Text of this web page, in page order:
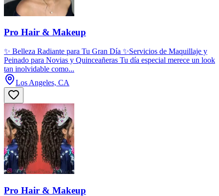
Pro Hair & Makeup
✨ Belleza Radiante para Tu Gran Día ✨Servicios de Maquillaje y
Peinado para Novias y Quinceañeras Tu día especial merece un look
tan inolvidable como...
Los Angeles, CA
Pro Hair & Makeup